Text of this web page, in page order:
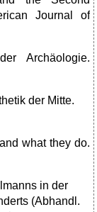
Journal of
Archäologie.
der Mitte.
what they do.
in der
(Abhandl.